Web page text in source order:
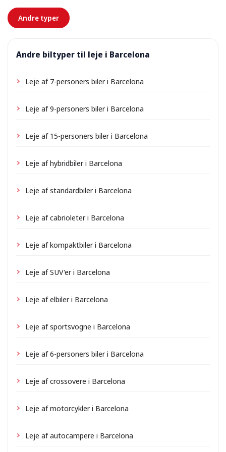
forhånd.
Andre typer
Andre biltyper til leje i Barcelona
Leje af 7-personers biler i Barcelona
Leje af 9-personers biler i Barcelona
Leje af 15-personers biler i Barcelona
Leje af hybridbiler i Barcelona
Leje af standardbiler i Barcelona
Leje af cabrioleter i Barcelona
Leje af kompaktbiler i Barcelona
Leje af SUV'er i Barcelona
Leje af elbiler i Barcelona
Leje af sportsvogne i Barcelona
Leje af 6-personers biler i Barcelona
Leje af crossovere i Barcelona
Leje af motorcykler i Barcelona
Leje af autocampere i Barcelona